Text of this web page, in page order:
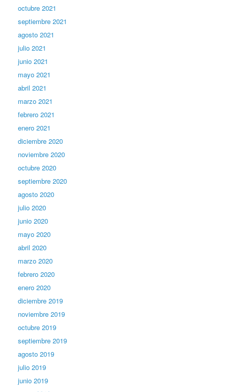
octubre 2021
septiembre 2021
agosto 2021
julio 2021
junio 2021
mayo 2021
abril 2021
marzo 2021
febrero 2021
enero 2021
diciembre 2020
noviembre 2020
octubre 2020
septiembre 2020
agosto 2020
julio 2020
junio 2020
mayo 2020
abril 2020
marzo 2020
febrero 2020
enero 2020
diciembre 2019
noviembre 2019
octubre 2019
septiembre 2019
agosto 2019
julio 2019
junio 2019